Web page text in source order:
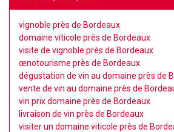
vignoble près de Bordeaux
domaine viticole près de Bordeaux
visite de vignoble près de Bordeaux
œnotourisme près de Bordeaux
dégustation de vin au domaine près de
vente de vin au domaine près de
vin prix domaine près de Bordeaux
livraison de vin près de Bordeaux
visiter un domaine viticole près de